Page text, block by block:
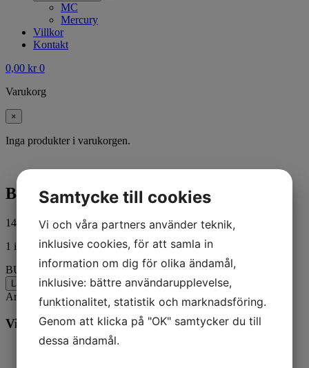
MC
Mercury
Villkor
Kontakt
0,00 kr 0
Varukorg
×
Inga produkter i varukorgen.
BUSHING
140,00 kr ink. moms
1 i lager
BUSHING mängd
Lägg till i varukorg
Artikelnr: 891637 Kategorier: Båt Mercury
Vill du veta mer? Ring oss:
Samtycke till cookies
Vi och våra partners använder teknik,
inklusive cookies, för att samla in
information om dig för olika ändamål,
inklusive: bättre användarupplevelse,
funktionalitet, statistik och marknadsföring.
Genom att klicka på "OK" samtycker du till
dessa ändamål.